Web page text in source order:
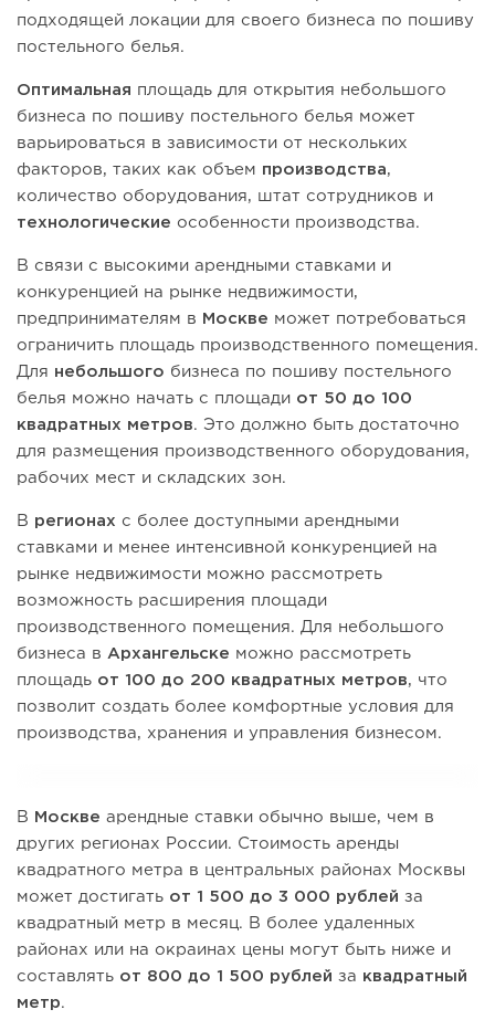
подходящей локации для своего бизнеса по пошиву
постельного белья.
Оптимальная площадь для открытия небольшого
бизнеса по пошиву постельного белья может
варьироваться в зависимости от нескольких
факторов, таких как объем производства,
количество оборудования, штат сотрудников и
технологические особенности производства.
В связи с высокими арендными ставками и
конкуренцией на рынке недвижимости,
предпринимателям в
Москве может потребоваться
ограничить площадь производственного помещения.
Для небольшого бизнеса по пошиву постельного
белья можно начать с площади от 50 до 100
квадратных метров. Это должно быть достаточно
для размещения производственного оборудования,
рабочих мест и складских зон.
В регионах с более доступными арендными
ставками и менее интенсивной конкуренцией на
рынке недвижимости можно рассмотреть
возможность расширения площади
производственного помещения. Для небольшого
бизнеса в Архангельске можно рассмотреть
площадь от 100 до 200 квадратных метров, что
позволит создать более комфортные условия для
производства, хранения и управления бизнесом.
В Москве арендные ставки обычно выше, чем в
других регионах России. Стоимость аренды
квадратного метра в центральных районах Москвы
может достигать от 1 500 до 3 000 рублей за
квадратный метр в месяц. В более удаленных
районах или на окраинах цены могут быть ниже и
составлять от 800 до 1 500 рублей за квадратный
метр.